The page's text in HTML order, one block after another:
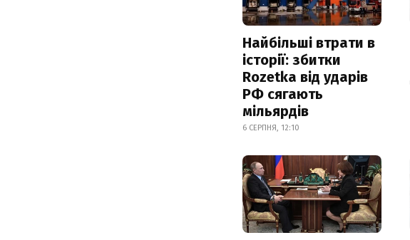
Найбільші втрати в
історії: збитки
Rozetka від ударів
РФ сягають
мільярдів
6 СЕРПНЯ, 12:10